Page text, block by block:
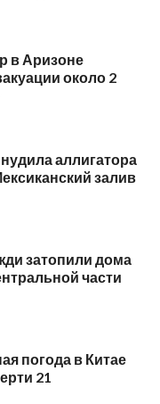
в Аризоне
около 2
аллигатора
залив
затопили дома
части
погода в Китае
21